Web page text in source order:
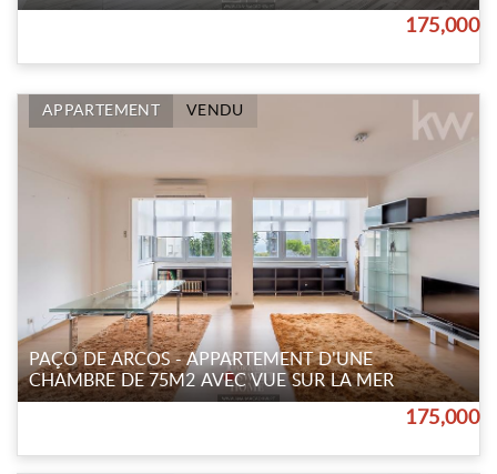
175,000
APPARTEMENT VENDU
PAÇO DE ARCOS - APPARTEMENT D'UNE
CHAMBRE DE 75M2 AVEC VUE SUR LA MER
175,000